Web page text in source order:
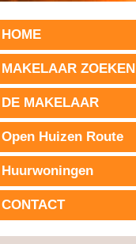
HOME
MAKELAAR ZOEKEN
DE MAKELAAR
Open Huizen Route
Huurwoningen
CONTACT